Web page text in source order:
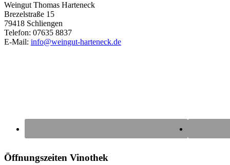
Weingut Thomas Harteneck
Brezelstraße 15
79418 Schliengen
Telefon: 07635 8837
E-Mail: info@weingut-harteneck.de
Öffnungszeiten Vinothek